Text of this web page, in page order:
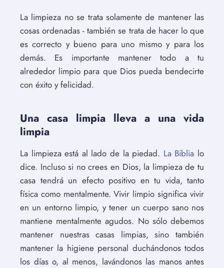
La limpieza no se trata solamente de mantener las
cosas ordenadas - también se trata de hacer lo que
es correcto y bueno para uno mismo y para los
demás. Es importante mantener todo a tu
alrededor limpio para que Dios pueda bendecirte
con éxito y felicidad.
Una casa limpia lleva a una vida
limpia
La limpieza está al lado de la piedad. La Biblia lo
dice. Incluso si no crees en Dios, la limpieza de tu
casa tendrá un efecto positivo en tu vida, tanto
física como mentalmente. Vivir limpio significa vivir
en un entorno limpio, y tener un cuerpo sano nos
mantiene mentalmente agudos. No sólo debemos
mantener nuestras casas limpias, sino también
mantener la higiene personal duchándonos todos
los días o, al menos, lavándonos las manos antes